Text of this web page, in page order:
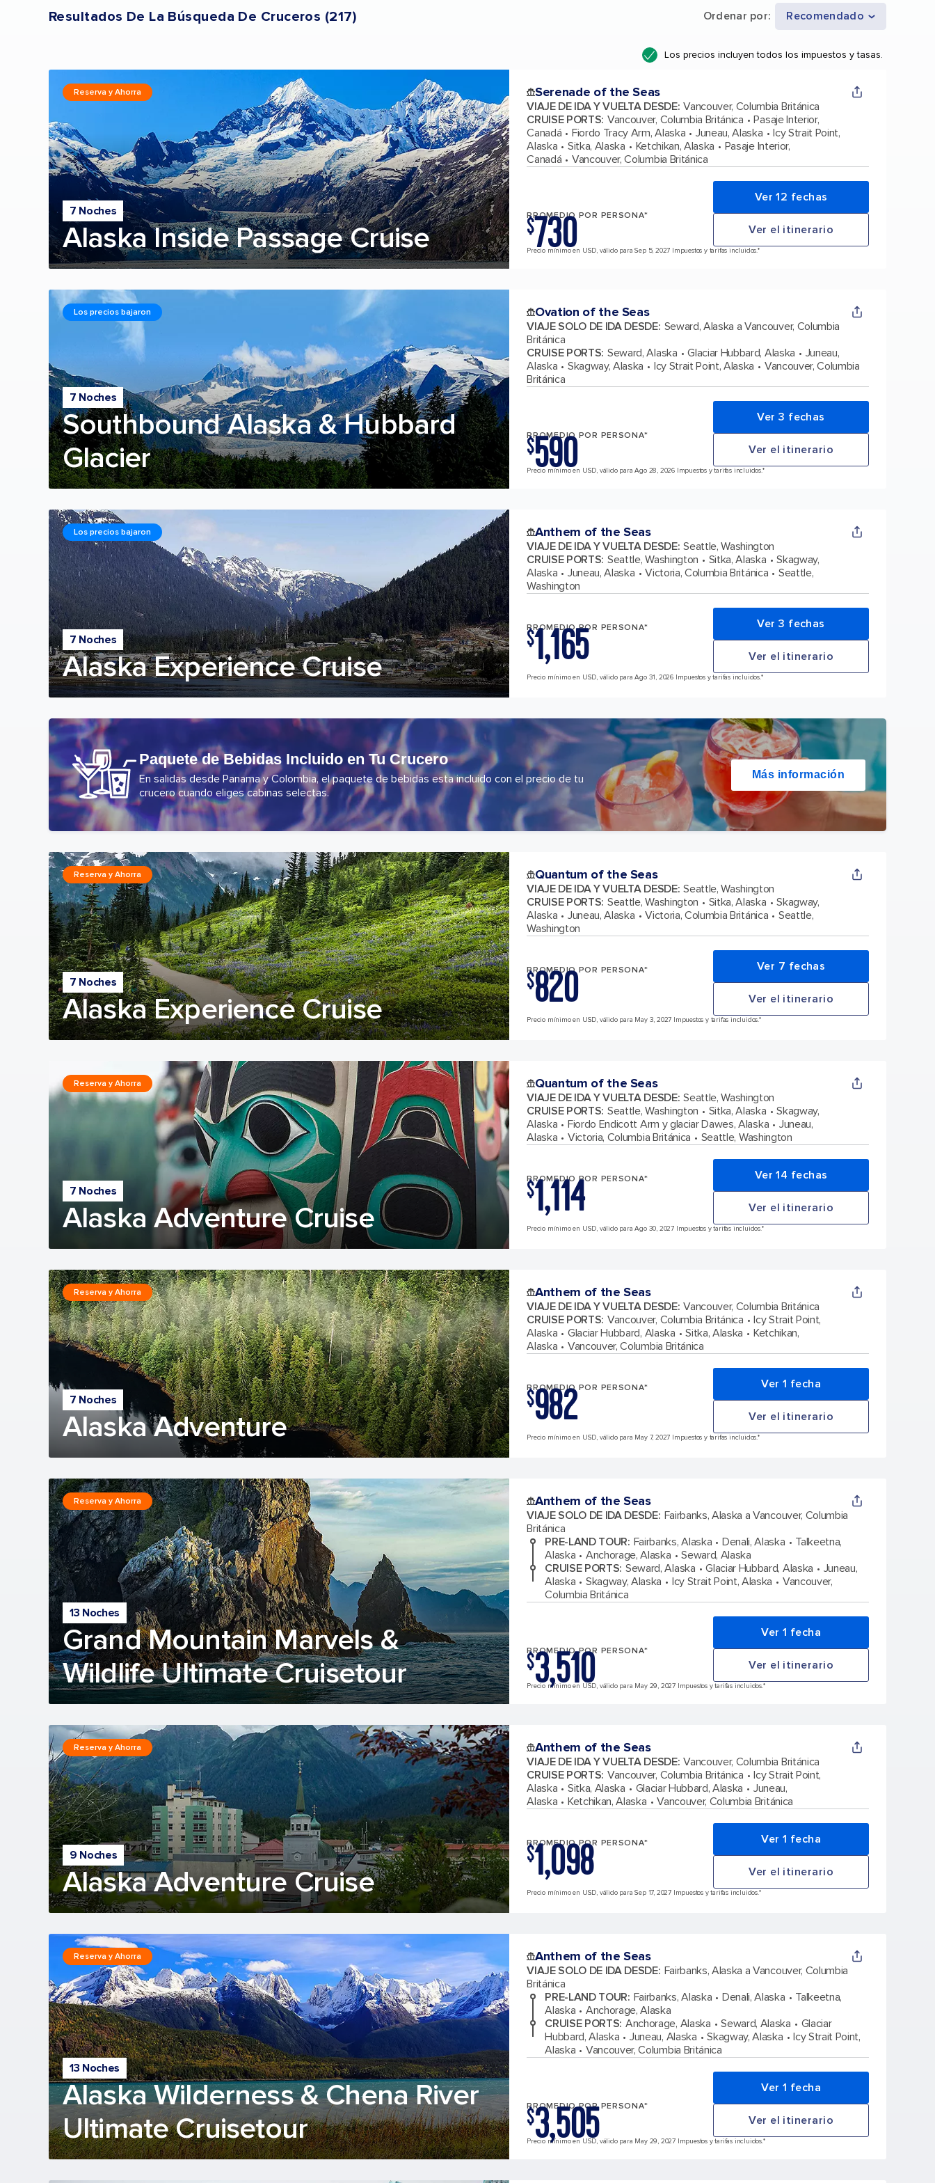
Resultados De La Búsqueda De Cruceros (217) Ordenar por: Recomendado
Los precios incluyen todos los impuestos y tasas.
7 Noches
Alaska Inside Passage Cruise
Reserva y Ahorra Serenade of the Seas
VIAJE DE IDA Y VUELTA DESDE: Vancouver, Columbia Británica
CRUISE PORTS: Vancouver, Columbia Británica
Pasaje Interior,
Canadá
Fiordo Tracy Arm, Alaska Juneau, Alaska
Icy Strait Point,
Alaska
Sitka, Alaska Ketchikan, Alaska
Pasaje Interior,
Canadá
Vancouver, Columbia Británica
PROMEDIO POR PERSONA*
$730
Ver 12 fechas
Ver el itinerario
Precio mínimo en USD, válido para Sep 5, 2027 Impuestos y tarifas incluidos.*
7 Noches
Southbound Alaska & Hubbard
Glacier
Los precios bajaron Ovation of the Seas
VIAJE SOLO DE IDA DESDE: Seward, Alaska a Vancouver, Columbia
Británica
CRUISE PORTS: Seward, Alaska Glaciar Hubbard, Alaska
Juneau,
Alaska
Skagway, Alaska Icy Strait Point, Alaska
Vancouver, Columbia
Británica
PROMEDIO POR PERSONA*
$590
Ver 3 fechas
Ver el itinerario
Precio mínimo en USD, válido para Ago 28, 2026 Impuestos y tarifas incluidos.*
7 Noches
Alaska Experience Cruise
Los precios bajaron Anthem of the Seas
VIAJE DE IDA Y VUELTA DESDE: Seattle, Washington
CRUISE PORTS: Seattle, Washington Sitka, Alaska
Skagway,
Alaska
Juneau, Alaska Victoria, Columbia Británica
Seattle,
Washington
PROMEDIO POR PERSONA*
$1,165 Ver 3 fechas
Ver el itinerario
Precio mínimo en USD, válido para Ago 31, 2026 Impuestos y tarifas incluidos.*
Paquete de Bebidas Incluido en Tu Crucero
En salidas desde Panama y Colombia, el paquete de bebidas esta incluido con el precio de tu
crucero cuando eliges cabinas selectas.
Más información
7 Noches
Alaska Experience Cruise
Reserva y Ahorra Quantum of the Seas
VIAJE DE IDA Y VUELTA DESDE: Seattle, Washington
CRUISE PORTS: Seattle, Washington Sitka, Alaska
Skagway,
Alaska
Juneau, Alaska Victoria, Columbia Británica
Seattle,
Washington
PROMEDIO POR PERSONA*
$820 Ver 7 fechas
Ver el itinerario
Precio mínimo en USD, válido para May 3, 2027 Impuestos y tarifas incluidos.*
7 Noches
Alaska Adventure Cruise
Reserva y Ahorra Quantum of the Seas
VIAJE DE IDA Y VUELTA DESDE: Seattle, Washington
CRUISE PORTS: Seattle, Washington Sitka, Alaska
Skagway,
Alaska
Fiordo Endicott Arm y glaciar Dawes, Alaska
Juneau,
Alaska
Victoria, Columbia Británica Seattle, Washington
PROMEDIO POR PERSONA*
$1,114 Ver 14 fechas
Ver el itinerario
Precio mínimo en USD, válido para Ago 30, 2027 Impuestos y tarifas incluidos.*
7 Noches
Alaska Adventure
Reserva y Ahorra Anthem of the Seas
VIAJE DE IDA Y VUELTA DESDE: Vancouver, Columbia Británica
CRUISE PORTS: Vancouver, Columbia Británica
Icy Strait Point,
Alaska
Glaciar Hubbard, Alaska Sitka, Alaska
Ketchikan,
Alaska
Vancouver, Columbia Británica
PROMEDIO POR PERSONA*
$982 Ver 1 fecha
Ver el itinerario
Precio mínimo en USD, válido para May 7, 2027 Impuestos y tarifas incluidos.*
13 Noches
Grand Mountain Marvels &
Wildlife Ultimate Cruisetour
Reserva y Ahorra Anthem of the Seas
VIAJE SOLO DE IDA DESDE: Fairbanks, Alaska a Vancouver, Columbia
Británica
PRE-LAND TOUR: Fairbanks, Alaska Denali, Alaska
Talkeetna,
Alaska
Anchorage, Alaska
Seward, Alaska
CRUISE PORTS: Seward, Alaska Glaciar Hubbard, Alaska
Juneau,
Alaska
Skagway, Alaska Icy Strait Point, Alaska
Vancouver,
Columbia Británica
PROMEDIO POR PERSONA*
$3,510
Ver 1 fecha
Ver el itinerario
Precio mínimo en USD, válido para May 29, 2027 Impuestos y tarifas incluidos.*
9 Noches
Alaska Adventure Cruise
Reserva y Ahorra Anthem of the Seas
VIAJE DE IDA Y VUELTA DESDE: Vancouver, Columbia Británica
CRUISE PORTS: Vancouver, Columbia Británica
Icy Strait Point,
Alaska
Sitka, Alaska Glaciar Hubbard, Alaska
Juneau,
Alaska
Ketchikan, Alaska Vancouver, Columbia Británica
PROMEDIO POR PERSONA*
$1,098 Ver 1 fecha
Ver el itinerario
Precio mínimo en USD, válido para Sep 17, 2027 Impuestos y tarifas incluidos.*
13 Noches
Alaska Wilderness & Chena River
Ultimate Cruisetour
Reserva y Ahorra Anthem of the Seas
VIAJE SOLO DE IDA DESDE: Fairbanks, Alaska a Vancouver, Columbia
Británica
PRE-LAND TOUR: Fairbanks, Alaska Denali, Alaska
Talkeetna,
Alaska
Anchorage, Alaska
CRUISE PORTS: Anchorage, Alaska Seward, Alaska
Glaciar
Hubbard, Alaska
Juneau, Alaska Skagway, Alaska
Icy Strait Point,
Alaska
Vancouver, Columbia Británica
PROMEDIO POR PERSONA*
$3,505
Ver 1 fecha
Ver el itinerario
Precio mínimo en USD, válido para May 29, 2027 Impuestos y tarifas incluidos.*